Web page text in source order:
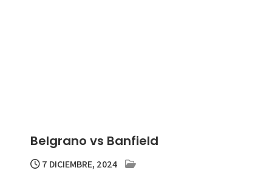
Belgrano vs Banfield
7 DICIEMBRE, 2024